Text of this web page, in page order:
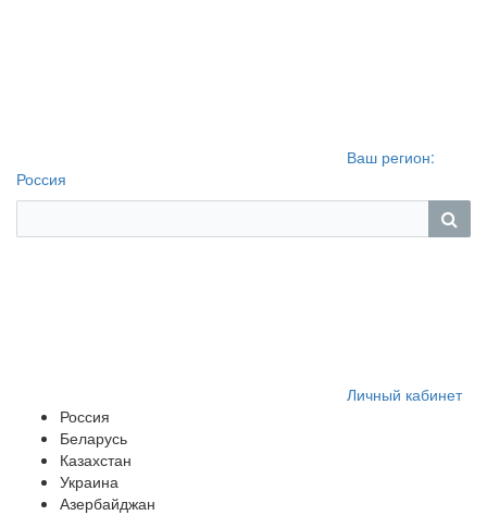
Ваш регион:
Россия
Личный кабинет
Россия
Беларусь
Казахстан
Украина
Азербайджан